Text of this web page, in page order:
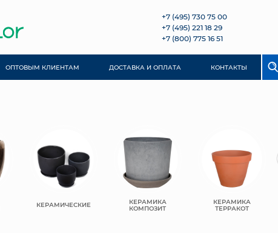
+7 (495) 730 75 00
+7 (495) 221 18 29
+7 (800) 775 16 51
ОПТОВЫМ КЛИЕНТАМ ДОСТАВКА И ОПЛАТА КОНТАКТЫ
КЕРАМИЧЕСКИЕ КЕРАМИКА
КОМПОЗИТ
КЕРАМИКА
ТЕРРАКОТ